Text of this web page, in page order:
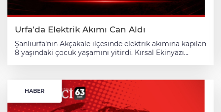
Urfa’da Elektrik Akımı Can Aldı
Şanlıurfa'nın Akçakale ilçesinde elektrik akımına kapılan
8 yaşındaki çocuk yaşamını yitirdi. Kırsal Ekinyazı
yerine sağlık ve jandarma ekipleri sevk edildi. Sağlık
ekiplerince Akçakale Devlet Hastanesine kaldırılan
Bakadur, müdahalelere rağmen kurtarılamadı.
HABER